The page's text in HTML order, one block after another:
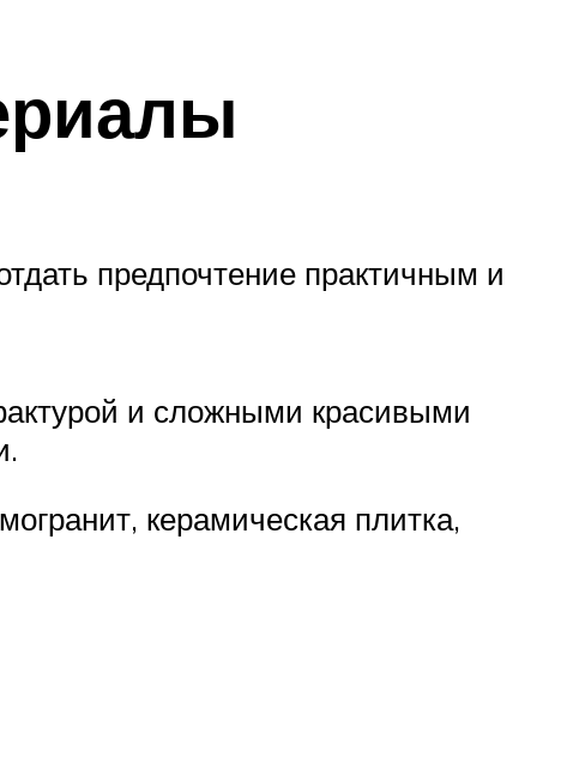
предпочтение практичным и
и сложными красивыми
керамическая плитка,